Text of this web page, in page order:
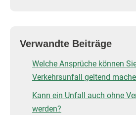
Verwandte Beiträge
Welche Ansprüche können
Verkehrsunfall geltend
Kann ein Unfall auch ohne
werden?